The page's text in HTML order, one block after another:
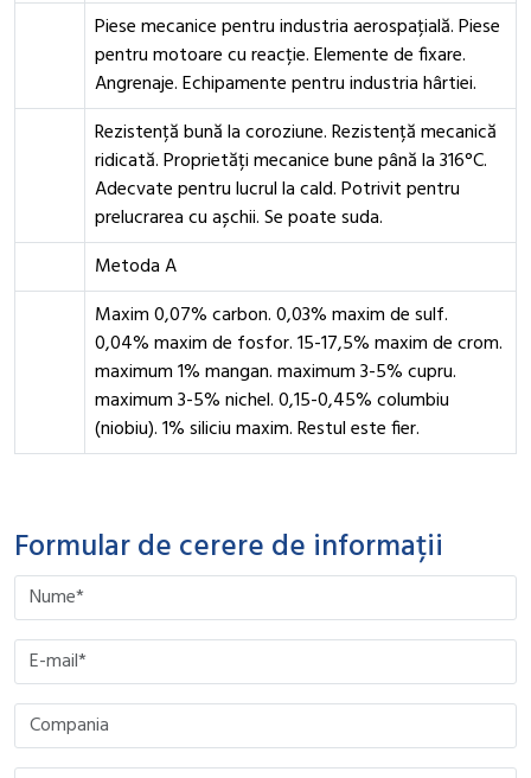
Piese mecanice pentru industria aerospațială. Piese
pentru motoare cu reacție. Elemente de fixare.
Angrenaje. Echipamente pentru industria hârtiei.
Rezistență bună la coroziune. Rezistență mecanică
ridicată. Proprietăți mecanice bune până la 316°C.
Adecvate pentru lucrul la cald. Potrivit pentru
prelucrarea cu așchii. Se poate suda.
Metoda A
Maxim 0,07% carbon. 0,03% maxim de sulf.
0,04% maxim de fosfor. 15-17,5% maxim de crom.
maximum 1% mangan. maximum 3-5% cupru.
maximum 3-5% nichel. 0,15-0,45% columbiu
(niobiu). 1% siliciu maxim. Restul este fier.
Formular de cerere de informații
leave this field empty.
leave this field empty.
leave this field empty.
leave this field empty.